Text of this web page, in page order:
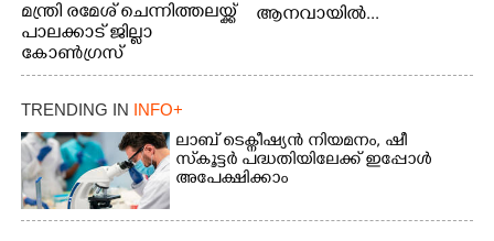
മന്ത്രി രമേശ് ചെന്നിത്തലയ്ക്ക്
പാലക്കാട് ജില്ലാ
കോൺഗ്രസ്
ആനവായിൽ...
TRENDING IN INFO+
ലാബ് ടെക്നീഷ്യൻ നിയമനം, ഷീ
സ്‌കൂട്ടർ പദ്ധതിയിലേക്ക് ഇപ്പോൾ
അപേക്ഷിക്കാം